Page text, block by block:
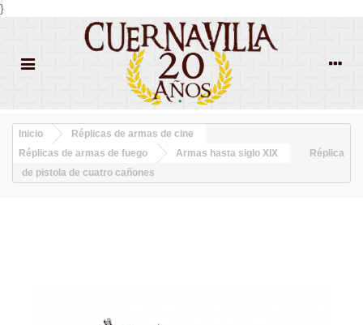
}
Inicio
Réplicas de armas de cine
Réplicas de armas de fuego
Armas hasta siglo XIX
Réplica
de pistola de cuatro cañones